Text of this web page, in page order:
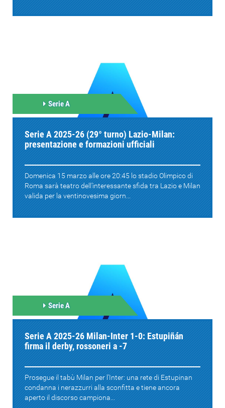
Serie A
Serie A 2025-26 (29° turno) Lazio-Milan:
presentazione e formazioni ufficiali
Domenica 15 marzo alle ore 20:45 lo stadio Olimpico di
Roma sarà teatro dell’interessante sfida tra Lazio e Milan
valida per la ventinovesima giorn...
Serie A
Serie A 2025-26 Milan-Inter 1-0: Estupiñán
firma il derby, rossoneri a -7
Prosegue il tabù Milan per l’Inter: una rete di Estupinan
condanna i nerazzurri alla sconfitta e tiene ancora
aperto il discorso campiona...